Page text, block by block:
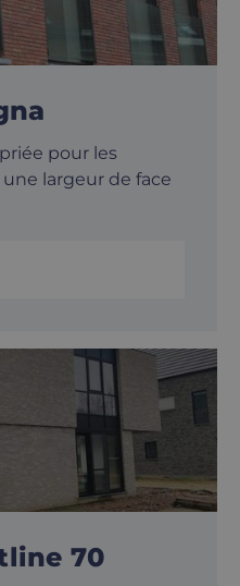
pour les
largeur de face
70